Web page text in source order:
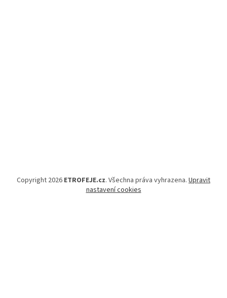
Copyright 2026 ETROFEJE.cz. Všechna práva vyhrazena. Upravit
nastavení cookies